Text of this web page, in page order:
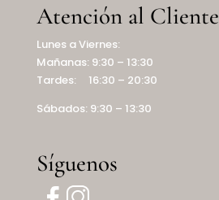
Atención al Cliente
Lunes a Viernes:
Mañanas: 9:30 – 13:30
Tardes: 16:30 – 20:30
Sábados: 9:30 – 13:30
Síguenos